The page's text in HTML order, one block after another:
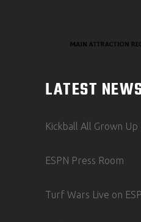
LATEST
Kickball All Grown Up
ESPN Press Room
Turf Wars Live on